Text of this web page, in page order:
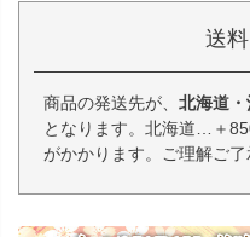
送
商品の発送先が、 北海道
となります。北海道…＋
がかかります。ご理解ご了